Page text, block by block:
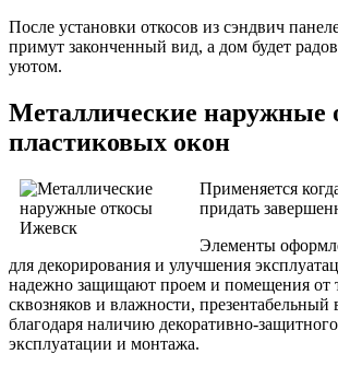
После установки откосов из сэндвич
примут законченный вид, а дом будет
уютом.
Металлические наружные
пластиковых окон
Применяется
придать
Элементы
для декорирования и улучшения
надежно защищают проем и помещения от
сквозняков и влажности,
благодаря наличию декоративно-
эксплуатации и монтажа.